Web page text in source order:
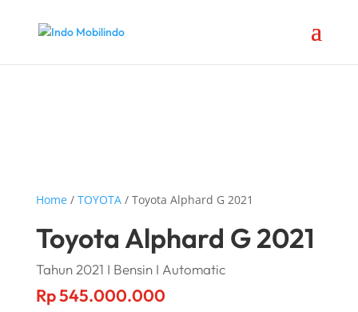
Home/ TOYOTA/ Toyota Alphard G 2021
Toyota Alphard G 2021
Tahun 2021 I Bensin I Automatic
Rp545.000.000